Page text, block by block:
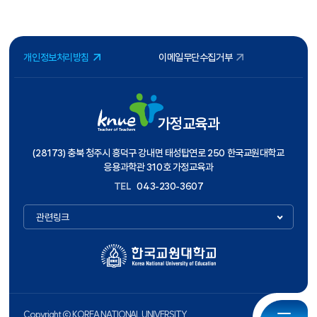
개인정보처리방침 이메일무단수집거부
가정교육과
(28173) 충북 청주시 흥덕구 강내면 태성탑연로 250 한국교원대학교
응용과학관 310호 가정교육과
TEL 043-230-3607
관련링크
Copyright ⓒ KOREA NATIONAL UNIVERSITY